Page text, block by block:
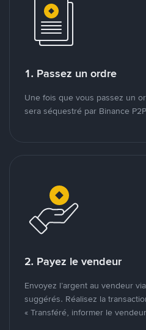
1. Passez un ordre
Une fois que vous passez un
sera séquestré par Binance
2. Payez le vendeur
Envoyez l’argent au vendeur
suggérés. Réalisez la
« Transféré, informer le